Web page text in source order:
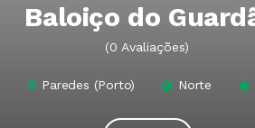
Baloiço do
(0 Avaliações)
Paredes (Porto) Norte